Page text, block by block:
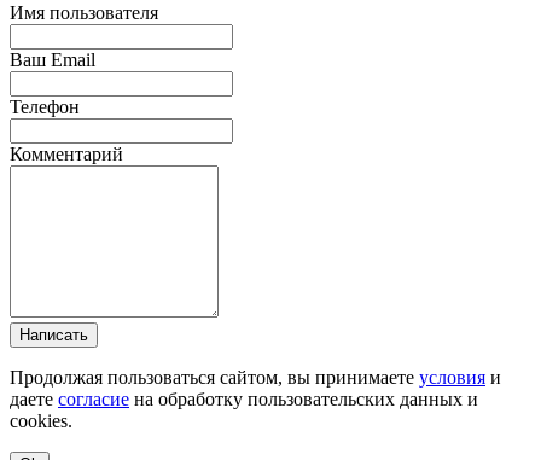
Имя пользователя
Ваш Email
Телефон
Комментарий
Написать
Продолжая пользоваться сайтом, вы принимаете условия и
даете согласие на обработку пользовательских данных и
cookies.